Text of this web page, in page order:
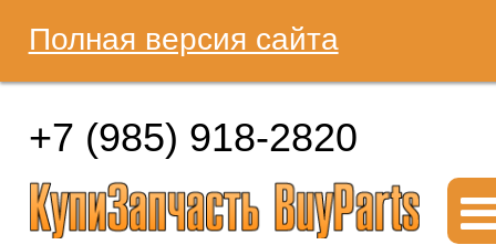
Полная версия сайта
+7 (985) 918-2820